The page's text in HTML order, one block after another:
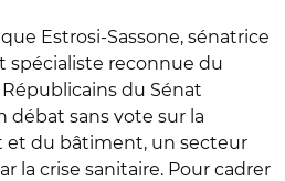
Estrosi-Sassone, sénatrice
spécialiste reconnue du
du Sénat
débat sans vote sur la
du bâtiment, un secteur
la crise sanitaire. Pour cadrer